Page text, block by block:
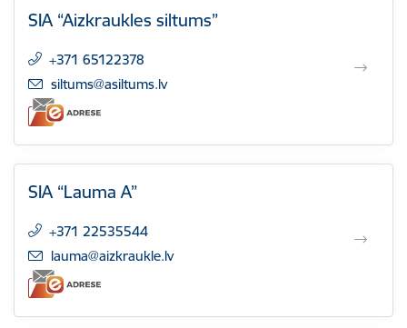
SIA “Aizkraukles siltums”
+371 65122378
E-pasts:
siltums@asiltums.lv
SIA “Lauma A”
+371 22535544
E-pasts:
lauma@aizkraukle.lv